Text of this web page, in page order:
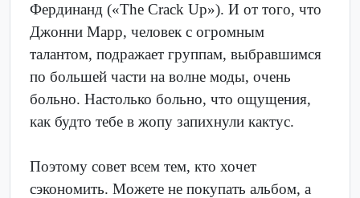
Фердинанд («The Crack Up»). И от того, что
Джонни Марр, человек с огромным
талантом, подражает группам, выбравшимся
по большей части на волне моды, очень
больно. Настолько больно, что ощущения,
как будто тебе в жопу запихнули кактус.
Поэтому совет всем тем, кто хочет
сэкономить. Можете не покупать альбом, а